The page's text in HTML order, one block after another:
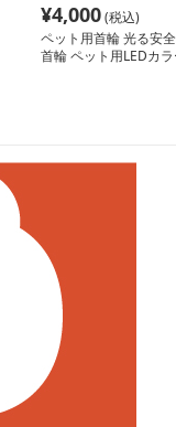
¥4,000(税込)
ペット用首輪 光る安全
首輪 ペット用LEDカ